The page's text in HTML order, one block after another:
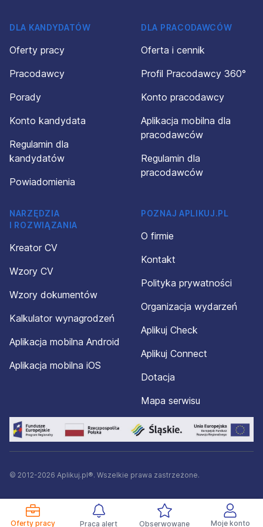
Oferty pracy Praca alert Obserwowane Moje konto
DLA KANDYDATÓW
Oferty pracy
Pracodawcy
Porady
Konto kandydata
Regulamin dla
kandydatów
Powiadomienia
DLA PRACODAWCÓW
Oferta i cennik
Profil Pracodawcy 360°
Konto pracodawcy
Aplikacja mobilna dla
pracodawców
Regulamin dla
pracodawców
NARZĘDZIA
I ROZWIĄZANIA
Kreator CV
Wzory CV
Wzory dokumentów
Kalkulator wynagrodzeń
Aplikacja mobilna Android
Aplikacja mobilna iOS
POZNAJ APLIKUJ.PL
O firmie
Kontakt
Polityka prywatności
Organizacja wydarzeń
Aplikuj Check
Aplikuj Connect
Dotacja
Mapa serwisu
© 2012-2026 Aplikuj.pl®. Wszelkie prawa zastrzeżone.